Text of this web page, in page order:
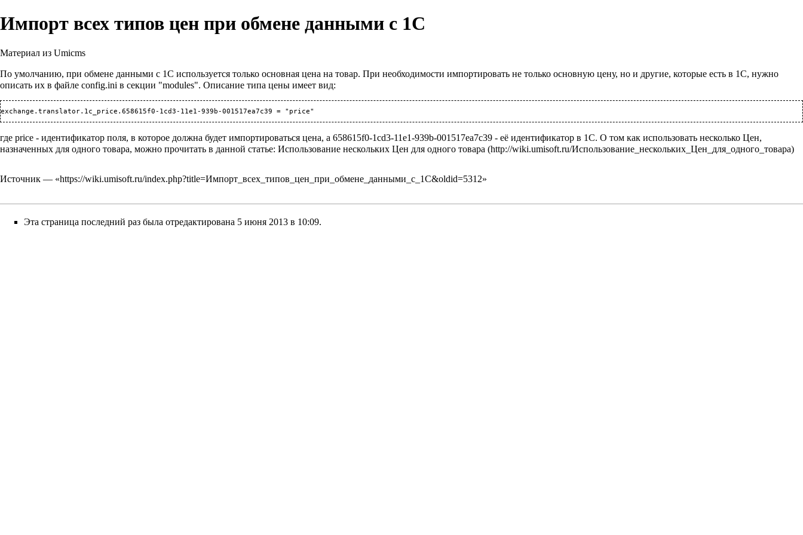
Импорт всех типов цен при обмене данными с 1С
Материал из Umicms
По умолчанию, при обмене данными с 1С используется только основная цена на товар. При необходимости импортировать не только основную цену, но и другие, которые есть в 1С, нужно
описать их в файле config.ini в секции "modules". Описание типа цены имеет вид:
exchange.translator.1c_price.658615f0-1cd3-11e1-939b-001517ea7c39 =
где price - идентификатор поля, в которое должна будет импортироваться цена, а 658615f0-1cd3-11e1-939b-001517ea7c39 - её идентификатор в 1С. О том как использовать несколько Цен,
назначенных для одного товара, можно прочитать в данной статье: Использование нескольких Цен для одного товара
Источник — «https://wiki.umisoft.ru/index.php?title=Импорт_всех_типов_цен_при_обмене_данными_с_1С&oldid=5312»
Эта страница последний раз была отредактирована 5 июня 2013 в 10:09.